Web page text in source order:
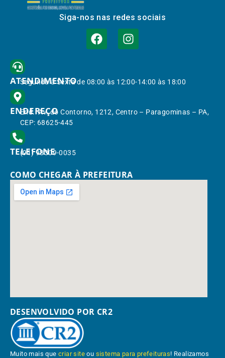
Siga-nos nas redes sociais
ATENDIMENTO
Segunda à Sexta de 08:00 às 12:00-14:00 às 18:00
ENDEREÇO
End.: Av. do Contorno, 1212, Centro – Paragominas – PA,
CEP: 68625-445
TELEFONE
(91) 98309-0035
COMO CHEGAR À PREFEITURA
DESENVOLVIDO POR CR2
Muito mais quecriar site ou sistema para prefeituras! Realizamos